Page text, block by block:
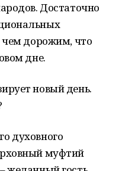
Достаточно
чем дорожим, что
дне.
новый день.
духовного
муфтий